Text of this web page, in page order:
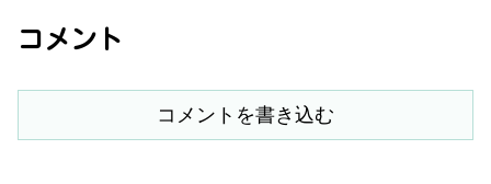
コメント
コメントを書き込む